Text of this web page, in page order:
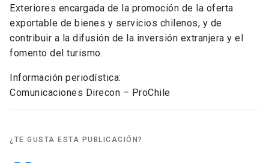
Exteriores encargada de la promoción de la oferta
exportable de bienes y servicios chilenos, y de
contribuir a la difusión de la inversión extranjera y el
fomento del turismo.
Información periodística:
Comunicaciones Direcon – ProChile
¿TE GUSTA ESTA PUBLICACIÓN?